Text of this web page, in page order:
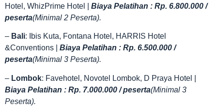
Hotel, WhizPrime Hotel | Biaya Pelatihan : Rp. 6.800.000 /
peserta(Minimal 2 Peserta).
– Bali: Ibis Kuta, Fontana Hotel, HARRIS Hotel
&Conventions | Biaya Pelatihan : Rp. 6.500.000 /
peserta(Minimal 3 Peserta).
– Lombok: Favehotel, Novotel Lombok, D Praya Hotel |
Biaya Pelatihan : Rp. 7.000.000 / peserta(Minimal 3
Peserta).